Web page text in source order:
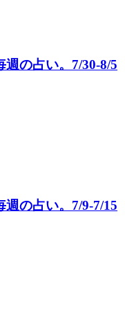
の占い。7/30-8/5
の占い。7/9-7/15